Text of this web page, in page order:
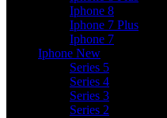
Iphone 8
Iphone 7 Plus
Iphone 7
Iphone New
Series 5
Series 4
Series 3
Series 2